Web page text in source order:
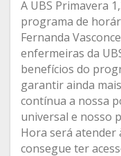
A UBS Primavera
programa de
Fernanda
enfermeiras da
benefícios do
garantir ainda
contínua a nossa
universal e nosso
Hora será atender
consegue ter